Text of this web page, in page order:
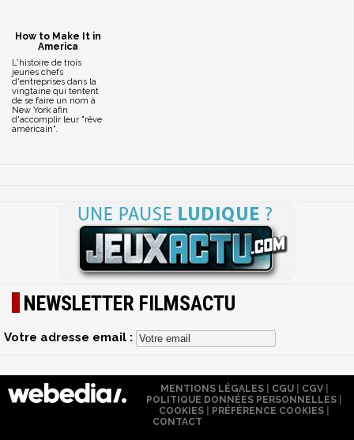
How to Make It in
America
L'histoire de trois
jeunes chefs
d'entreprises dans la
vingtaine qui tentent
de se faire un nom à
New York afin
d'accomplir leur "rêve
américain".
NEWSLETTER FILMSACTU
Votre adresse email :
MENTIONS LÉGALES| CGU| CGV|
POLITIQUE DONNÉES PERSONNELLES
COOKIES
PRÉFÉRENCE COOKIES
CONTACT